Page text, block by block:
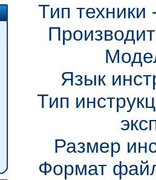
Тип
Язык
Тип
Размер
Формат